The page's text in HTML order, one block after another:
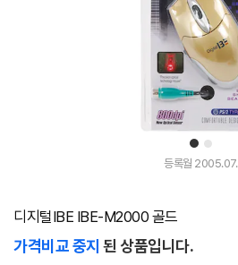
1 2
등록월 2005.07.
디지털IBE IBE-M2000 골드
가격비교 중지 된 상품입니다.